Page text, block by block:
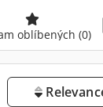
oblíbených (0)